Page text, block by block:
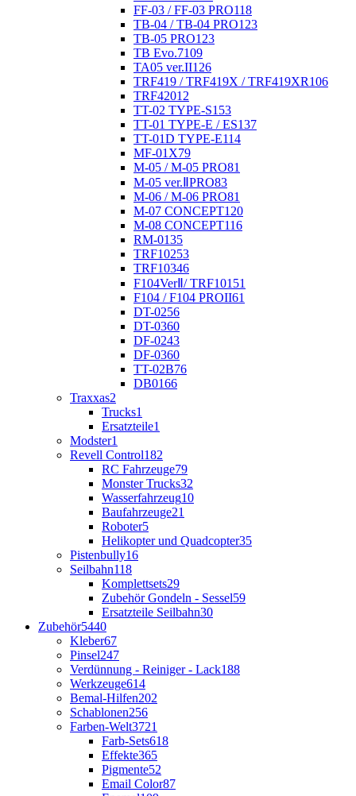
FF-03 / FF-03 PRO118
TB-04 / TB-04 PRO123
TB-05 PRO123
TB Evo.7109
TA05 ver.II126
TRF419 / TRF419X / TRF419XR106
TRF42012
TT-02 TYPE-S153
TT-01 TYPE-E / ES137
TT-01D TYPE-E114
MF-01X79
M-05 / M-05 PRO81
M-05 ver.ⅡPRO83
M-06 / M-06 PRO81
M-07 CONCEPT120
M-08 CONCEPT116
RM-0135
TRF10253
TRF10346
F104VerⅡ/ TRF101 51
F104 / F104 PROII61
DT-0256
DT-0360
DF-0243
DF-0360
TT-02B76
DB0166
Traxxas2
Trucks1
Ersatzteile1
Modster1
Revell Control182
RC Fahrzeuge79
Monster Trucks32
Wasserfahrzeug10
Baufahrzeuge21
Roboter5
Helikopter und Quadcopter35
Pistenbully16
Seilbahn118
Komplettsets29
Zubehör Gondeln - Sessel59
Ersatzteile Seilbahn30
Zubehör5440
Kleber67
Pinsel247
Verdünnung - Reiniger - Lack188
Werkzeuge614
Bemal-Hilfen202
Schablonen256
Farben-Welt3721
Farb-Sets618
Effekte365
Pigmente52
Email Color87